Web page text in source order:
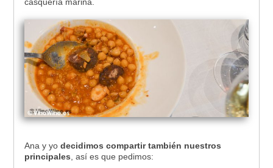
Ana y yo decidimos compartir también nuestros
principales , así es que pedimos: